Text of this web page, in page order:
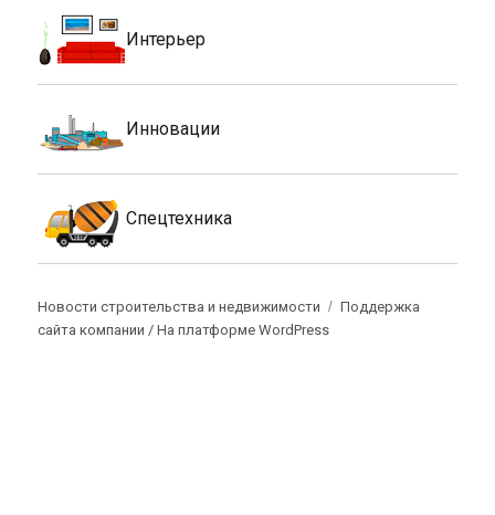
Интерьер
Инновации
Спецтехника
Новости строительства и недвижимости
Поддержка
сайта компании /На платформе WordPress